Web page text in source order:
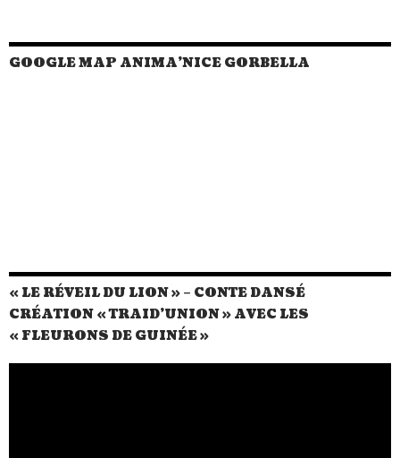
GOOGLE MAP ANIMA’NICE GORBELLA
« LE RÉVEIL DU LION » – CONTE DANSÉ
CRÉATION « TRAID’UNION » AVEC LES
« FLEURONS DE GUINÉE »